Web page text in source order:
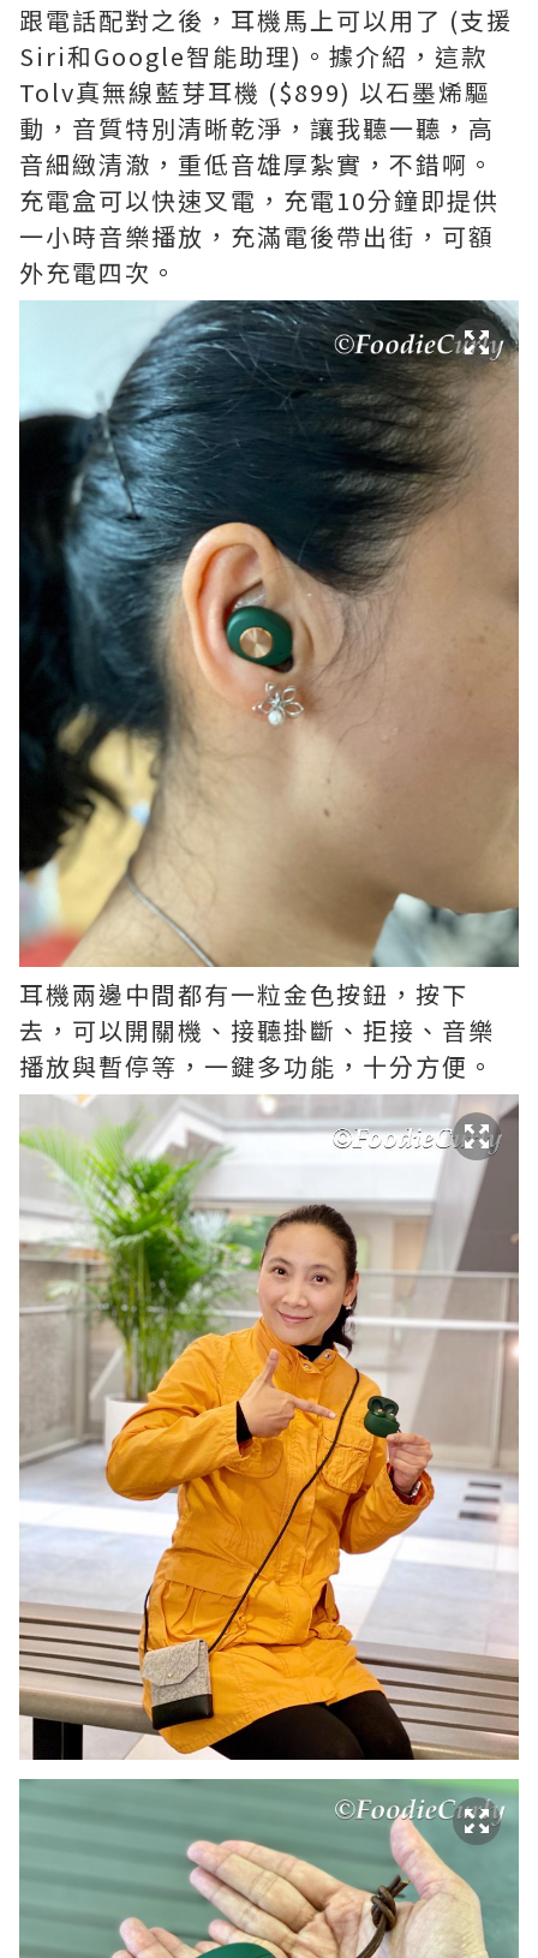
跟電話配對之後，耳機馬上可以用了 (支援
Siri和Google智能助理)。據介紹，這款
Tolv真無線藍芽耳機 ($899) 以石墨烯驅
動，音質特別清晰乾淨，讓我聽一聽，高
音細緻清澈，重低音雄厚紮實，不錯啊。
充電盒可以快速叉電，充電10分鐘即提供
一小時音樂播放，充滿電後帶出街，可額
外充電四次。
耳機兩邊中間都有一粒金色按鈕，按下
去，可以開關機、接聽掛斷、拒接、音樂
播放與暫停等，一鍵多功能，十分方便。